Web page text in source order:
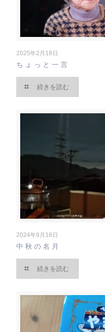
2025年2月18日
ちょっと一言
続きを読む
2024年9月18日
中秋の名月
続きを読む